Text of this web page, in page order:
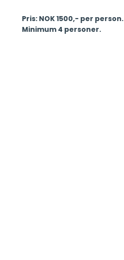
Pris: NOK 1500,- per person.
Minimum 4 personer.